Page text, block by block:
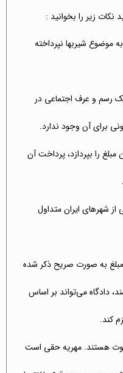
زیر را بخوانید :
موضوع شیربها نپرداخته
رسم و عرف اجتماعی در
برای آن وجود ندارد.
مبلغ را بپردازد، پرداخت آن
شهرهای ایران متداول
مبلغ به صورت صریح ذکر شده
دادگاه می‌تواند بر اساس
کند.
هستند. مهریه حقی است